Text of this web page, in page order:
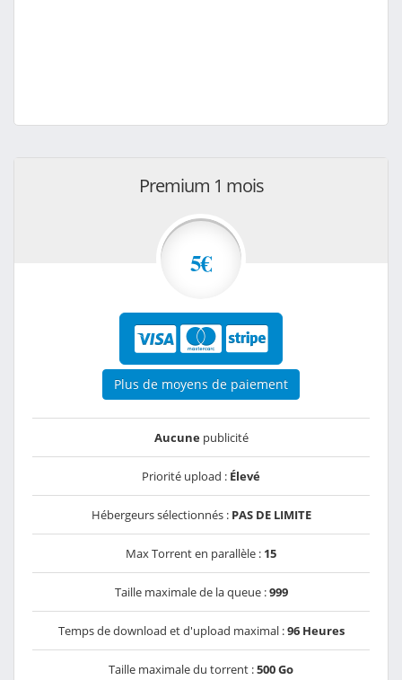
Premium 1 mois
5€
Plus de moyens de paiement
Aucunepublicité
Priorité upload : Élevé
Hébergeurs sélectionnés : PAS DE LIMITE
Max Torrent en parallèle : 15
Taille maximale de la queue :999
Temps de download et d'upload maximal :96 Heures
Taille maximale du torrent :500 Go